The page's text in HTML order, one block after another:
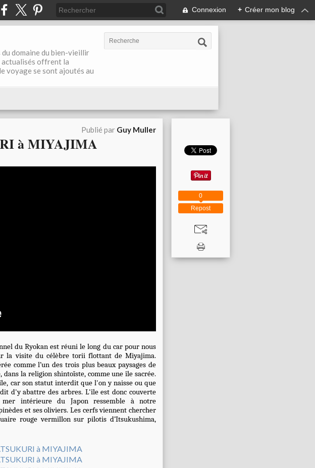
Connexion + Créer mon blog
domaine du bien-vieillir
actualisés offrent la
voyage se sont ajoutés au
Publié par Guy Muller
à MIYAJIMA
du Ryokan est réuni le long du car pour nous
la visite du célèbre torii flottant de Miyajima.
comme l’un des trois plus beaux paysages de
la religion shintoïste, comme une île sacrée.
car son statut interdit que l'on y naisse ou que
d'y abattre des arbres. L'île est donc couverte
intérieure du Japon ressemble à notre
et ses oliviers. Les cerfs viennent chercher
rouge vermillon sur pilotis d’Itsukushima,
Repost
0